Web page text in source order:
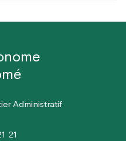
Administratif
21